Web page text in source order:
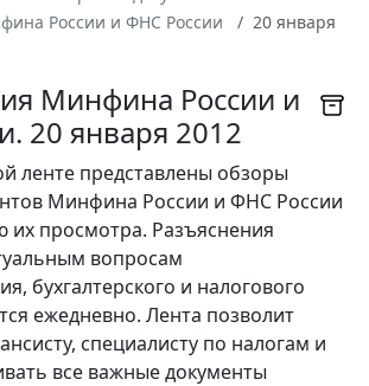
России и ФНС России
20 января
Минфина России и
20 января 2012
ленте представлены обзоры
Минфина России и ФНС России
их просмотра. Разъяснения
вопросам
бухгалтерского и налогового
ежедневно. Лента позволит
специалисту по налогам и
все важные документы